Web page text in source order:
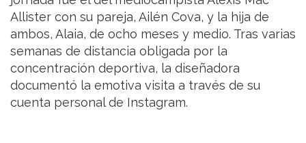
Allister con su pareja, Ailén Cova, y la hija de
ambos, Alaia, de ocho meses y medio. Tras varias
semanas de distancia obligada por la
concentración deportiva, la diseñadora
documentó la emotiva visita a través de su
cuenta personal de Instagram.